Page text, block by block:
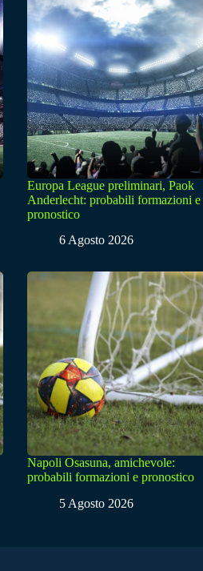
Europa League preliminari, Paok
Anderlecht: probabili formazioni e
pronostico
6 Agosto 2026
Napoli Osasuna, amichevole:
probabili formazioni e pronostico
5 Agosto 2026